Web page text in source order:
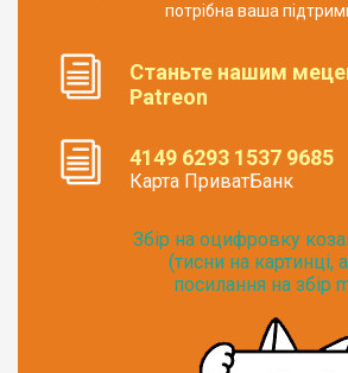
потрібна ваша
Станьте нашим
Patreon
4149 6293 1537 9685
Карта ПриватБанк
Збір на оцифровку
(тисни на картинці,
посилання на збір